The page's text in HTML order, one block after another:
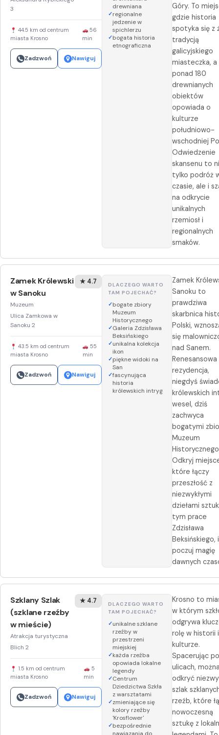
3
44.5 km od centrum
miasta Krosno
56
min
Zadzwoń Nawiguj
drewniana
regionalne
jedzenie w
spichlerzu
bogata historia
etnograficzna
Góry. To
gdzie historia
spotyka się z
tradycją
galicyjskiego
miasteczka, a
ponad 180
drewnianych
obiektów
opowiada o
kulturze
południowo-
wschodniej
Odwiedzenie
skansenu to
tylko podróż
czasie, ale i
na odkrycie
unikalnych
rzemiosł i
regionalnych
smaków.
Zamek Królewski
w Sanoku
Muzeum
Ulica Zamkowa w
Sanoku 2
★ 4.7
43.5 km od centrum
miasta Krosno
55
min
Zadzwoń Nawiguj
DLACZEGO WARTO
TAM POJECHAĆ?
bogate zbiory
Muzeum
Historycznego
Galeria Zdzisława
Beksińskiego
unikalna kolekcja
ikon
piękne widoki na
San
fascynująca
historia
królewskich intryg
Zamek
Sanoku to
prawdziwa
skarbnica
Polski,
się
nad Sanem.
Renesansowa
rezydencja,
niegdyś
królewskich
wesel, dziś
zachwyca
bogatymi
Muzeum
Odkryj
które łączy
przeszłość z
niezwykłymi
dziełami
tym prace
Zdzisława
Beksińskiego, i
poczuj magię
dawnych
Szklany Szlak
(szklane rzeźby
w mieście)
Atrakcja turystyczna
Blich 2
★ 4.7
1.5 km od centrum
miasta Krosno
5
min
Zadzwoń Nawiguj
DLACZEGO WARTO
TAM POJECHAĆ?
unikalne szklane
rzeźby w
przestrzeni
miejskiej
każda rzeźba
opowiada lokalne
legendy
Centrum
Dziedzictwa Szkła
z warsztatami
zmieniające się
kolory rzeźby
'Krosflower'
bezpośrednie
Krosno to
w którym
odgrywa
rolę w historii i
kulturze.
Spacerując
ulicach,
odkryć
szlak
rzeźb, które
nowoczesną
sztukę z